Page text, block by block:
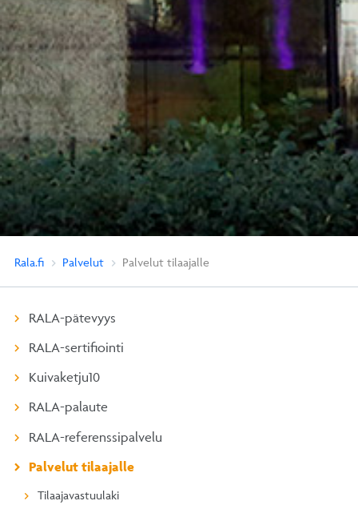
Rala.fi Palvelut Palvelut tilaajalle
RALA-pätevyys
RALA-sertifiointi
Kuivaketju10
RALA-palaute
RALA-referenssipalvelu
Palvelut tilaajalle
Tilaajavastuulaki